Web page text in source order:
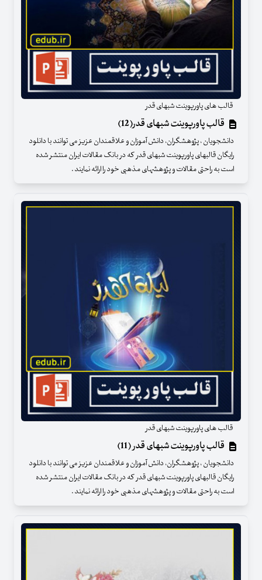
قالب های پاورپوینت شبهای قدر
قالب پاورپوینت شبهای قدر(12)
دانشجویان ، پژوهشگران، دانش آموزان و علاقمندان عزیز می توانند با دانلود
رایگان قالبهای پاورپوینت شبهای قدر که در بانک مقالات ایران منتشر شده
است به راحتی مقالات و پژوهشهای مذهبی خود را ارائه نمایند .
قالب های پاورپوینت شبهای قدر
قالب پاورپوینت شبهای قدر (11)
دانشجویان ، پژوهشگران، دانش آموزان و علاقمندان عزیز می توانند با دانلود
رایگان قالبهای پاورپوینت شبهای قدر که در بانک مقالات ایران منتشر شده
است به راحتی مقالات و پژوهشهای مذهبی خود را ارائه نمایند .